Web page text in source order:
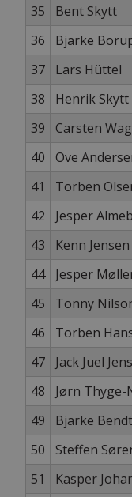
35
Bent Skytt
36
Bjarke
37
Lars Hüttel
38
Henrik Skytt
39
Carsten
40
Ove
41
Torben
42
Jesper
43
Kenn Jensen
44
Jesper
45
Tonny
46
Torben
47
Jack Juel
48
Jørn Thyge-
49
Bjarke
50
Steffen
51
Kasper